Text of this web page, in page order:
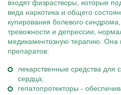
входят физрастворы, которые
вида наркотика и общего
купирования болевого
тревожности и депрессии,
медикаментозную терапию.
препаратов:
лекарственные средства для
сердца;
гепатопротекторы -